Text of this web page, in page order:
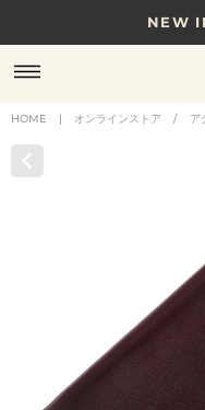
NEW
8/17(月)10時まで
贈る相手やシーン
HOME | オンラインストア / ア